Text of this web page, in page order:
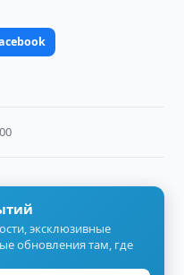
эксклюзивные
обновления там, где